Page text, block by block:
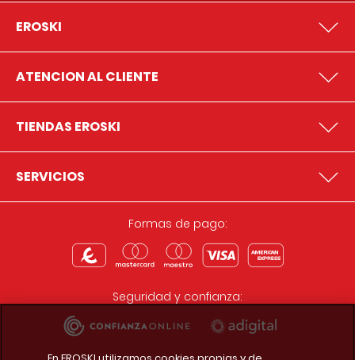
EROSKI
ATENCION AL CLIENTE
TIENDAS EROSKI
SERVICIOS
Formas de pago:
Seguridad y confianza: